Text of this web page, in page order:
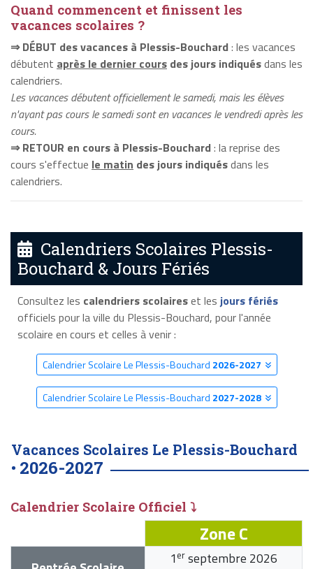
Quand commencent et finissent les
vacances scolaires ?
⇒ DÉBUT des vacances à Plessis-Bouchard: les vacances
débutent après le dernier cours des jours indiquésdans les
calendriers.
Les vacances débutent officiellement le samedi, mais les élèves
n'ayant pas cours le samedi sont en vacances le vendredi après les
cours.
⇒ RETOUR en cours à Plessis-Bouchard: la reprise des
cours s'effectue le matin des jours indiquésdans les
calendriers.
Calendriers Scolaires Plessis-
Bouchard & Jours Fériés
Consultez les calendriers scolaireset les jours fériés
officiels pour la ville du Plessis-Bouchard, pour l'année
scolaire en cours et celles à venir :
Calendrier Scolaire Le Plessis-Bouchard 2026-2027
Calendrier Scolaire Le Plessis-Bouchard 2027-2028
Vacances Scolaires Le Plessis-Bouchard
• 2026-2027
Calendrier Scolaire Officiel ⤵
Zone C
1 er septembre 2026